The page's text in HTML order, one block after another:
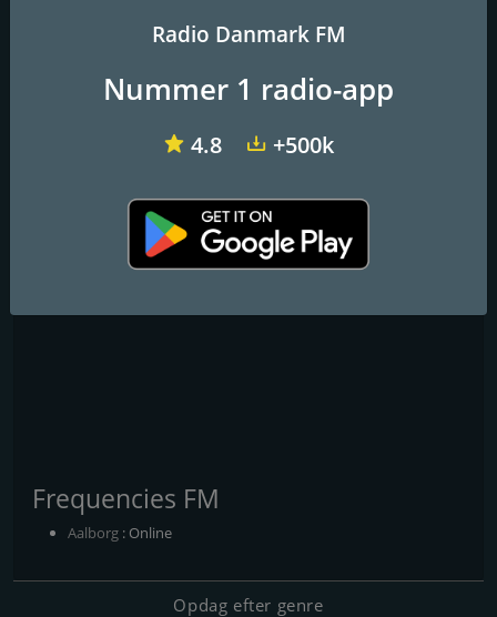
Frequencies FM
Aalborg : Online
Opdag efter genre
Radio Danmark FM
Nummer 1 radio-app
4.8 +500k